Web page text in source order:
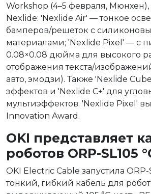
Workshop (4–5 февраля,
Nexlide: 'Nexlide Air' — тонкое
бамперов/решеток с
материалами; 'Nexlide Pixel' — с
0.08×0.08 дюйма для высокого
отображения текста/
авто, эмодзи). Также 'Nexlide
эффектов и 'Nexlide C+' для
мультиэффектов. 'Nexlide Pixel'
Innovation Award.
OKI представляет
роботов ORP-SL105
OKI Electric Cable запустила ORP-
тонкий, гибкий кабель для